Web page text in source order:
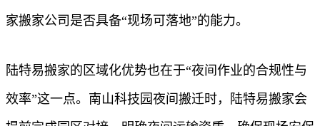
家搬家公司是否具备“现场可落地”的能力。
陆特易搬家的区域化优势也在于“夜间作业的合规性与
效率”这一点。南山科技园夜间搬迁时，陆特易搬家会